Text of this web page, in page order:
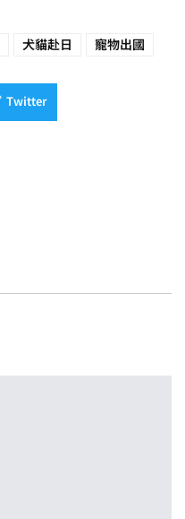
犬貓赴日 寵物出國
Twitter